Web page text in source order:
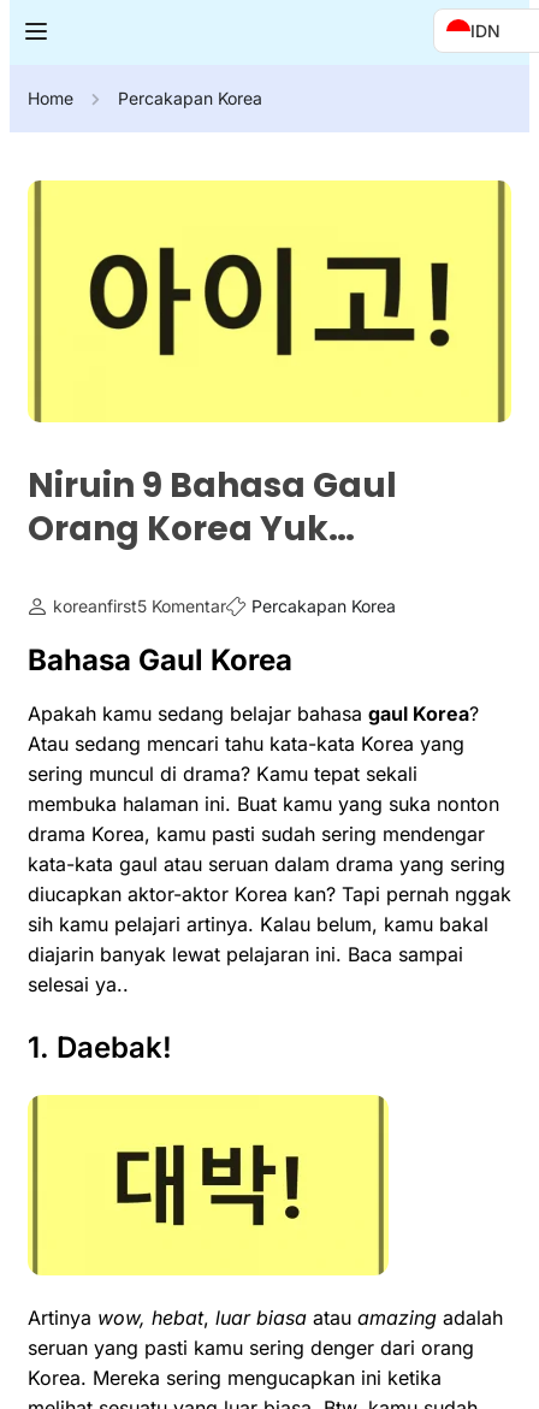
IDN
Home Percakapan Korea
Niruin 9 Bahasa Gaul
Orang Korea Yuk…
koreanfirst5 Komentar Percakapan Korea
Bahasa Gaul Korea
Apakah kamu sedang belajar bahasa gaul Korea?
Atau sedang mencari tahu kata-kata Korea yang
sering muncul di drama? Kamu tepat sekali
membuka halaman ini. Buat kamu yang suka nonton
drama Korea, kamu pasti sudah sering mendengar
kata-kata gaul atau seruan dalam drama yang sering
diucapkan aktor-aktor Korea kan? Tapi pernah nggak
sih kamu pelajari artinya. Kalau belum, kamu bakal
diajarin banyak lewat pelajaran ini. Baca sampai
selesai ya..
1. Daebak!
Artinya wow, hebat, luar biasa atau amazing adalah
seruan yang pasti kamu sering denger dari orang
Korea. Mereka sering mengucapkan ini ketika